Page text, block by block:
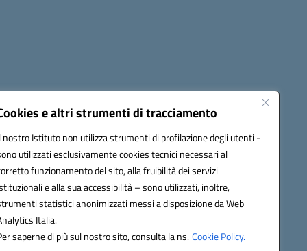
e altri strumenti di tracciamento
nostro Istituto non utilizza strumenti di profilazione degli utenti -
utilizzati esclusivamente cookies tecnici necessari al
funzionamento del sito, alla fruibilità dei servizi
e alla sua accessibilità – sono utilizzati, inoltre,
statistici anonimizzati messi a disposizione da Web
Italia.
saperne di più sul nostro sito, consulta la ns.Cookie Policy.